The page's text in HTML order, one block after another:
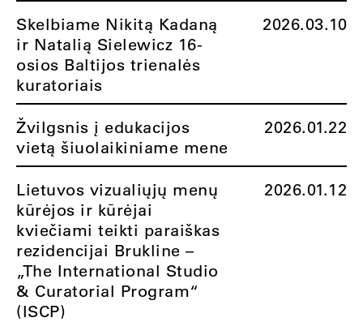
Skelbiame Nikitą Kadaną
ir Natalią Sielewicz 16-
osios Baltijos trienalės
kuratoriais
2026.03.10
Žvilgsnis į edukacijos
vietą šiuolaikiniame mene
2026.01.22
Lietuvos vizualiųjų menų
kūrėjos ir kūrėjai
kviečiami teikti paraiškas
rezidencijai Brukline –
„The International Studio
& Curatorial Program“
(ISCP)
2026.01.12